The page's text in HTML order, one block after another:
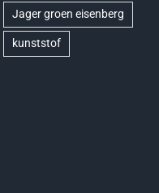
Jager groen eisenberg
kunststof